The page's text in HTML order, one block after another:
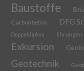
Baustoffe
Carbonbeton DFG
Doppeldiplom Ehrungen
Exkursion
Geotechnik